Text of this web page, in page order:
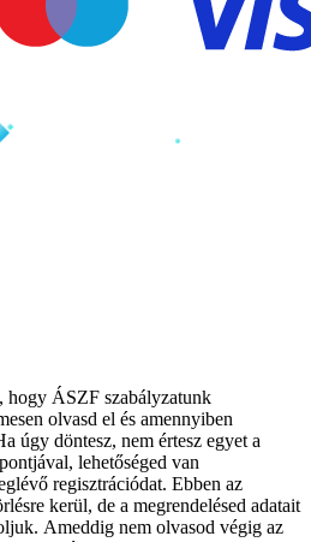
hogy ÁSZF szabályzatunk
olvasd el és amennyiben
úgy döntesz, nem értesz egyet a
lehetőséged van
regisztrációdat. Ebben az
kerül, de a megrendelésed adatait
Ameddig nem olvasod végig az